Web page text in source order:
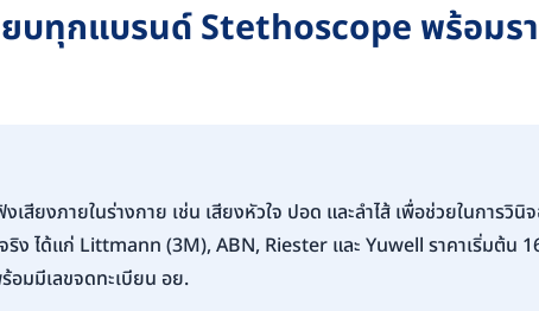
ทุกแบรนด์ Stethoscope พร้อมรา
ยงภายในร่างกาย เช่น เสียงหัวใจ ปอด และลำไส้ เพื่อช่วยในการ
ง ได้แก่ Littmann (3M), ABN, Riester และ Yuwell ราคาเริ่มต้น
มมีเลขจดทะเบียน อย.